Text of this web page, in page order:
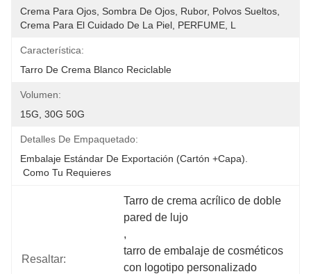
Crema Para Ojos, Sombra De Ojos, Rubor, Polvos Sueltos,
Crema Para El Cuidado De La Piel, PERFUME, L
Característica:
Tarro De Crema Blanco Reciclable
Volumen:
15G, 30G 50G
Detalles De Empaquetado:
Embalaje Estándar De Exportación (cartón +capa).
Como Tu Requieres
Resaltar:
Tarro de crema acrílico de doble
pared de lujo
,
tarro de embalaje de cosméticos
con logotipo personalizado